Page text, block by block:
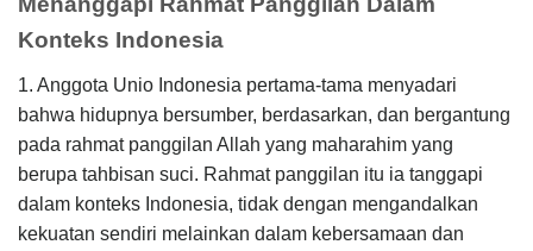
Konteks Indonesia
1. Anggota Unio Indonesia pertama-tama menyadari
bahwa hidupnya bersumber, berdasarkan, dan bergantung
pada rahmat panggilan Allah yang maharahim yang
berupa tahbisan suci. Rahmat panggilan itu ia tanggapi
dalam konteks Indonesia, tidak dengan mengandalkan
kekuatan sendiri melainkan dalam kebersamaan dan